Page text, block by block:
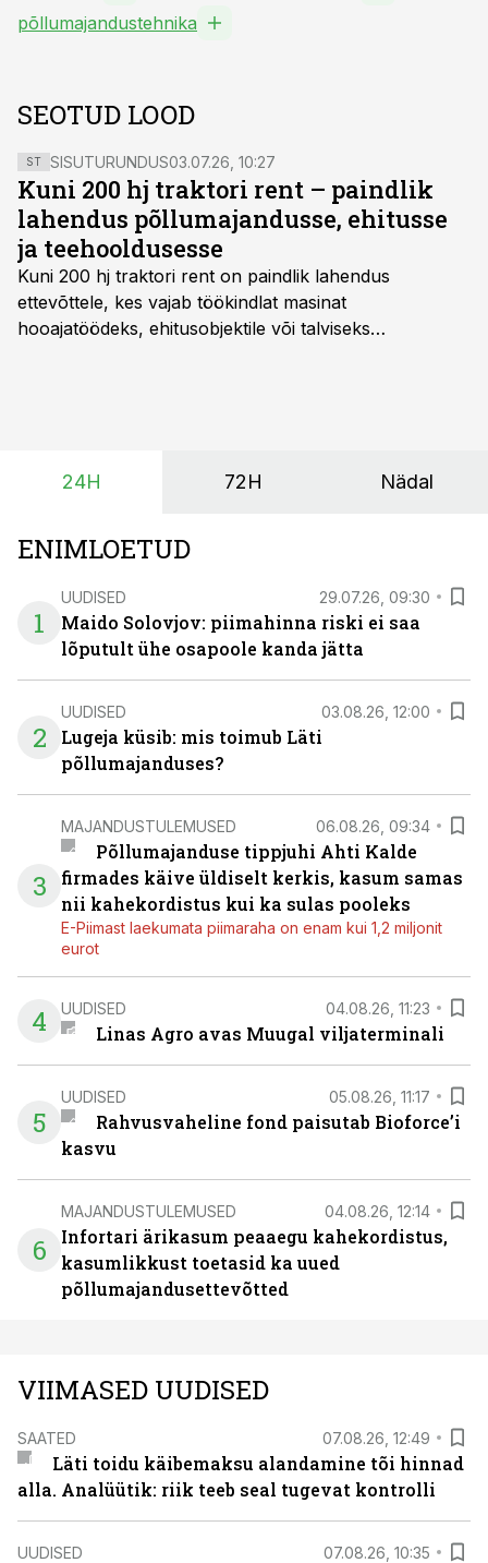
põllumajandustehnika
SEOTUD LOOD
ST SISUTURUNDUS03.07.26, 10:27
Kuni 200 hj traktori rent – paindlik
lahendus põllumajandusse, ehitusse
ja teehooldusesse
Kuni 200 hj traktori rent on paindlik lahendus
ettevõttele, kes vajab töökindlat masinat
hooajatöödeks, ehitusobjektile või talviseks
on suurim ning iga töötund on oluline.
24H 72H Nädal
ENIMLOETUD
1
UUDISED 29.07.26, 09:30
Maido Solovjov: piimahinna riski ei saa
lõputult ühe osapoole kanda jätta
2
UUDISED 03.08.26, 12:00
Lugeja küsib: mis toimub Läti
põllumajanduses?
3
MAJANDUSTULEMUSED 06.08.26, 09:34
Põllumajanduse tippjuhi Ahti Kalde
firmades käive üldiselt kerkis, kasum samas
nii kahekordistus kui ka sulas pooleks
E-Piimast laekumata piimaraha on enam kui 1,2 miljonit
eurot
4 UUDISED 04.08.26, 11:23
Linas Agro avas Muugal viljaterminali
5
UUDISED 05.08.26, 11:17
Rahvusvaheline fond paisutab Bioforce’i
kasvu
6
MAJANDUSTULEMUSED 04.08.26, 12:14
Infortari ärikasum peaaegu kahekordistus,
kasumlikkust toetasid ka uued
põllumajandusettevõtted
VIIMASED UUDISED
SAATED 07.08.26, 12:49
Läti toidu käibemaksu alandamine tõi hinnad
alla. Analüütik: riik teeb seal tugevat kontrolli
UUDISED 07.08.26, 10:35